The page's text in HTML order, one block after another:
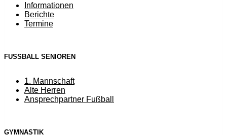
Informationen
Berichte
Termine
FUSSBALL SENIOREN
1. Mannschaft
Alte Herren
Ansprechpartner Fußball
GYMNASTIK